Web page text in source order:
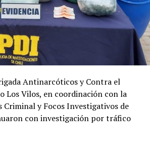
Antinarcóticos y Contra el
Los Vilos, en coordinación con la
Criminal y Focos Investigativos de
con investigación por tráfico